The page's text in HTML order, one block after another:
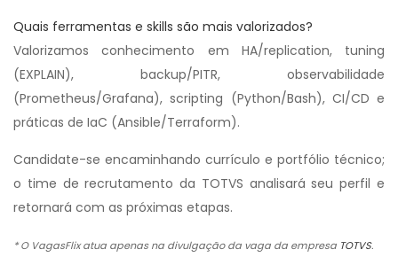
Quais ferramentas e skills são mais valorizados?
Valorizamos conhecimento em HA/replication, tuning
(EXPLAIN), backup/PITR, observabilidade
(Prometheus/Grafana), scripting (Python/Bash), CI/CD e
práticas de IaC (Ansible/Terraform).
Candidate-se encaminhando currículo e portfólio técnico;
o time de recrutamento da TOTVS analisará seu perfil e
retornará com as próximas etapas.
* O VagasFlix atua apenas na divulgação da vaga da empresa TOTVS.